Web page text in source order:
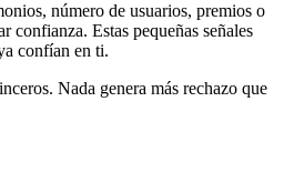
número de usuarios, premios o
confianza. Estas pequeñas señales
confían en ti.
Nada genera más rechazo que